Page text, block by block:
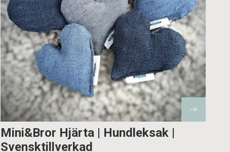
Mini&Bror Hjärta | Hundleksak |
Svensktillverkad